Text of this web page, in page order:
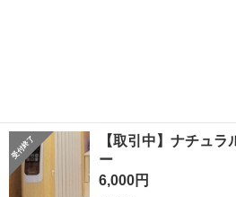
【取引中】ナチュ
ー
6,000円